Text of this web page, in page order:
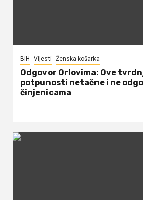
BiH Vijesti Ženska košarka
Odgovor Orlovima: ​Ove
potpunosti netačne i ne
činjenicama